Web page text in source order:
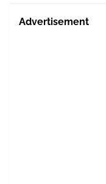
Advertisement